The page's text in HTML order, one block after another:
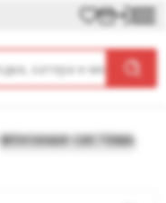
ВПУСКНАЯ СИСТЕМА